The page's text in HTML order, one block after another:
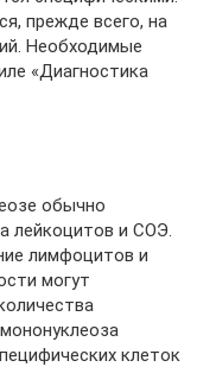
прежде всего, на
Необходимые
«Диагностика
обычно
лейкоцитов и СОЭ.
лимфоцитов и
могут
клеток